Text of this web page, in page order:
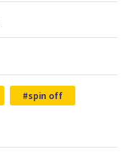
spin off